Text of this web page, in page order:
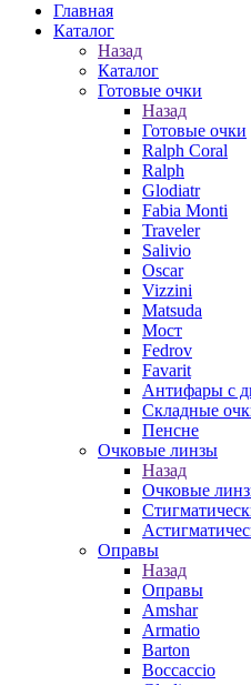
Главная
Каталог
Назад
Каталог
Готовые очки
Назад
Готовые очки
Ralph Coral
Ralph
Glodiatr
Fabia Monti
Traveler
Salivio
Oscar
Vizzini
Matsuda
Мост
Fedrov
Favarit
Антифары с
Складные
Пенсне
Очковые линзы
Назад
Очковые
Оправы
Назад
Оправы
Amshar
Armatio
Barton
Boccaccio